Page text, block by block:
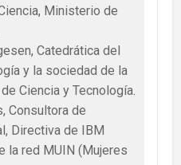
Ministerio de
Catedrática del
y la sociedad de la
Ciencia y Tecnología.
Consultora de
Directiva de IBM
la red MUIN (Mujeres